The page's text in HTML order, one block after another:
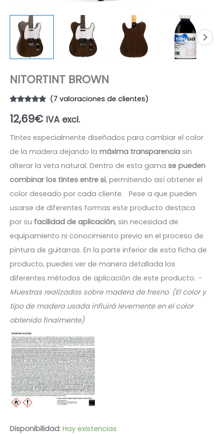
NITORTINT BROWN
con4.86de
5 en base
valoraciones
de clientes
(7 valoraciones de clientes)
12,69€ IVA excl.
Tintes especialmente diseñados para cambiar el color
de la madera dejando la máxima transparencia sin
alterar la veta natural. Dentro de esta gama se pueden
combinar los tintes entre si, permitiendo así obtener el
color deseado por cada cliente.
Pese a que pueden
usarse de diferentes formas este producto destaca
por su facilidad de aplicación, sin necesidad de
equipamiento ni conocimiento previo en el proceso de
pintura de guitarras. En la parte inferior de esta ficha de
producto, puedes ver de manera detallada los
diferentes métodos de aplicación de este producto. -
Muestras realizadas sobre madera de fresno. (El color y
tipo de madera usada influirá levemente en el color
obtenido finalmente)
Disponibilidad: Hay existencias